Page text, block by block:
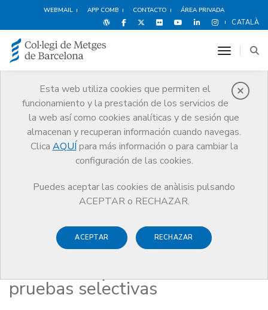
WEBMAIL APP COMB CONTACTO ÁREA PRIVADA
CATALÀ
Esta web utiliza cookies que permiten el
funcionamiento y la prestación de los servicios de
la web así como cookies analíticas y de sesión que
almacenan y recuperan información cuando navegas.
Clica AQUÍ para más información o para cambiar la
configuración de las cookies.
Puedes aceptar las cookies de anàlisis pulsando
ACEPTAR o RECHAZAR.
ACEPTAR RECHAZAR
toggle
Noticias
Comunicación
Noticias
Convocatoria MIR 2016-17: novedades y calendario de las pruebas
selectivas
13 SEPTIEMBRE DE 2016
Convocatoria MIR 2016-17:
novedades y calendario de las
pruebas selectivas